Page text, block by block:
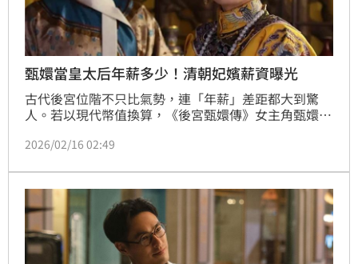
甄嬛當皇太后年薪多少！清朝妃嬪薪資曝光
古代後宮位階不只比氣勢，連「年薪」差距都大到驚
人。若以現代幣值換算，《後宮甄嬛傳》女主角甄嬛從
皇太后年薪約220萬元，收入足足翻了44倍。對照現代
狂，也難怪後宮爭鬥從未停歇。
2026/02/16 02:49